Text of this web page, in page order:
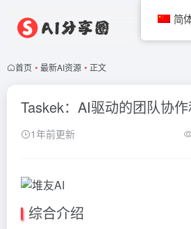
首页 • 最新AI资源 • 正文
Taskek：AI驱动的团队协
1年前更新
综合介绍
简